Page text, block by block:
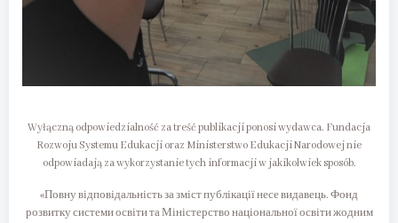
Wyłączną odpowiedzialność za treść publikacji ponosi wydawca. Fundacja
Rozwoju Systemu Edukacji oraz Ministerstwo Edukacji Narodowej nie
odpowiadają za wykorzystanie tych informacji w jakikolwiek sposób.
«Повну відповідальність за зміст публікації несе видавець. Фонд
розвитку системи освіти та Міністерство національної освіти жодним